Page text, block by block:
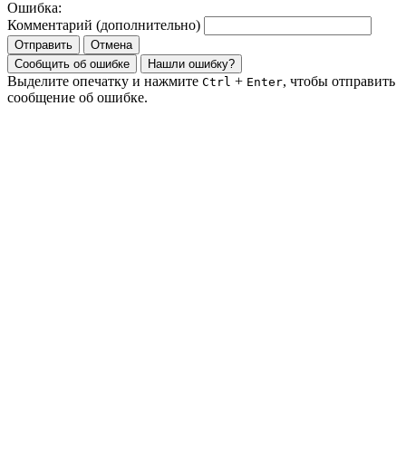
Ошибка:
Комментарий (дополнительно)
Отправить
Отмена
Сообщить об ошибке
Нашли ошибку?
Выделите опечатку и нажмите Ctrl + Enter, чтобы отправить
сообщение об ошибке.